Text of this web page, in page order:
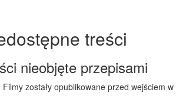
treści
nieobjęte przepisami
Filmy zostały opublikowane przed wejściem